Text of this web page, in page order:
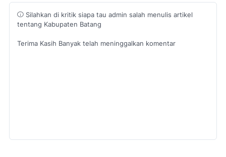
Silahkan di kritik siapa tau admin salah menulis artikel
tentang Kabupaten Batang
Terima Kasih Banyak telah meninggalkan komentar